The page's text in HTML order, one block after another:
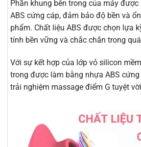
Phần khung bên trong của máy
ABS cứng cáp, đảm bảo độ bền và
phẩm. Chất liệu ABS được chọn lựa
tính bền vững và chắc chắn trong
Với sự kết hợp của lớp vỏ silicon
trong được làm bằng nhựa ABS
trải nghiệm massage điểm G tuyệt